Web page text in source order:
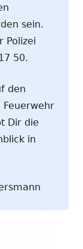
sein.
Polizei
50.
den
Feuerwehr
Dir die
in